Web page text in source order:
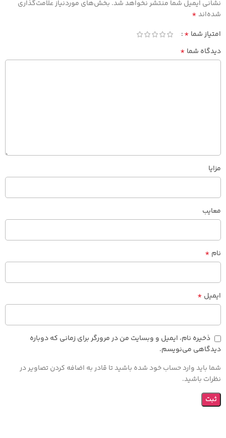
نشانی ایمیل شما منتشر نخواهد شد. بخش‌های موردنیاز علامت‌گذاری
شده‌اند*
امتیاز شما *
دیدگاه شما *
مزایا
معایب
نام *
ایمیل *
ذخیره نام، ایمیل و وبسایت من در مرورگر برای زمانی که دوباره
دیدگاهی می‌نویسم.
شما باید وارد حساب خود شده باشید تا قادر به اضافه کردن تصاویر در
نظرات باشید.